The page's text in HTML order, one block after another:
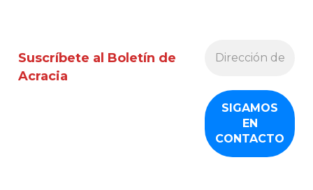
Suscríbete al Boletín de
Acracia